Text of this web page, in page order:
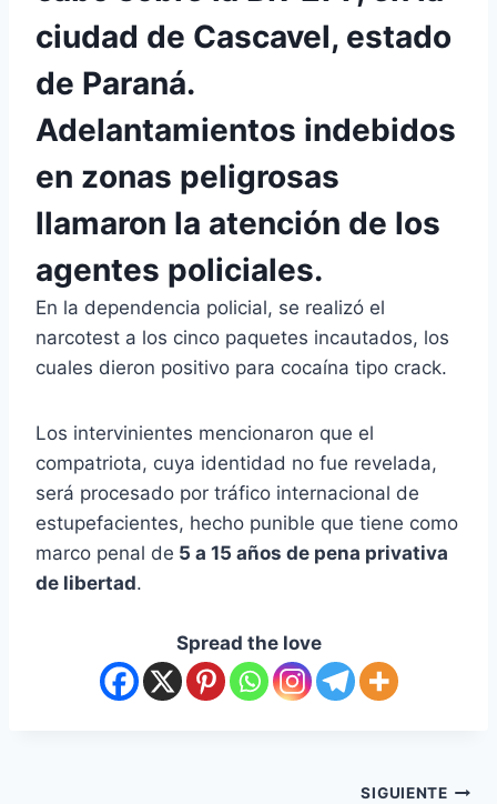
ciudad de Cascavel, estado
de Paraná.
Adelantamientos indebidos
en zonas peligrosas
llamaron la atención de los
agentes policiales.
En la dependencia policial, se realizó el
narcotest a los cinco paquetes incautados, los
cuales dieron positivo para cocaína tipo crack.
Los intervinientes mencionaron que el
compatriota, cuya identidad no fue revelada,
será procesado por tráfico internacional de
estupefacientes, hecho punible que tiene como
marco penal de 5 a 15 años de pena privativa
de libertad.
Spread the love
SIGUIENTE